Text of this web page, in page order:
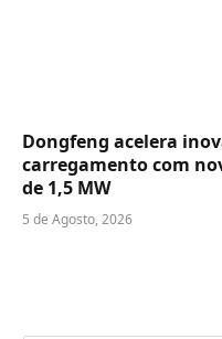
Dongfeng acelera
carregamento com
de 1,5 MW
5 de Agosto, 2026